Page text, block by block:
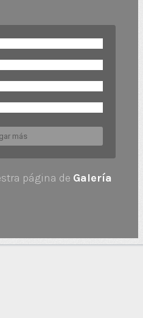
más
página de Galería